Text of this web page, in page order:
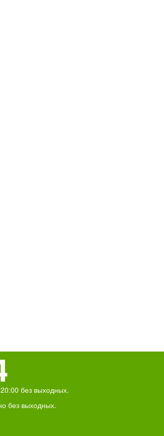
без выходных.
без выходных.